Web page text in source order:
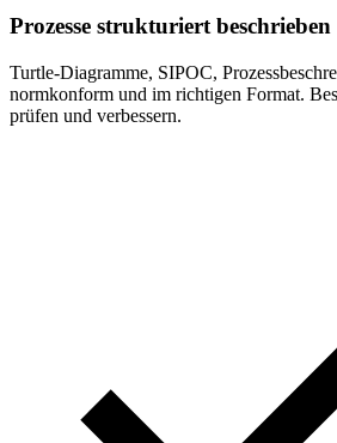
Prozesse strukturiert beschrieben
Turtle-Diagramme, SIPOC,
normkonform und im richtigen Format.
prüfen und verbessern.